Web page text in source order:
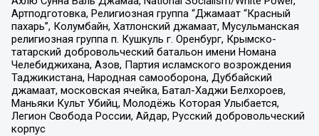
Артподготовка, Религиозная группа “Джамаат “Красный
пахарь”, Колумбайн, Хатлонский джамаат, Мусульманская
религиозная группа п. Кушкуль г. Оренбург, Крымско-
татарский добровольческий батальон имени Номана
Челебиджихана, Азов, Партия исламского возрождения
Таджикистана, Народная самооборона, Дуббайский
джамаат, московская ячейка, Батал-Хаджи Белхороев,
Маньяки Культ Убийц, Молодёжь Которая Улыбается,
Легион Свобода России, Айдар, Русский добровольческий
корпус